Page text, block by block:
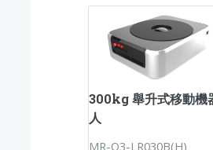
300kg 舉升式移動機
人
MR-Q3-LR030B(H)